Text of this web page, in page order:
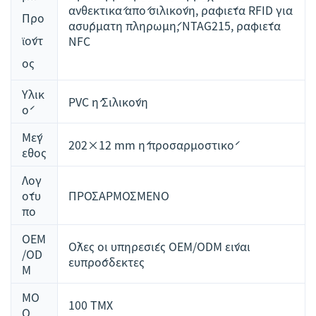
Προ
ϊόντ
ος
ανθεκτικά από σιλικόνη, ραφιέτα RFID για
ασύρματη πληρωμή, NTAG215, ραφιέτα
NFC
Υλικ
ό
PVC ή Σιλικόνη
Μέγ
εθος
202×12 mm ή προσαρμοστικό
Λογ
ότυ
πο
ΠΡΟΣΑΡΜΟΣΜΕΝΟ
OEM
/OD
M
Όλες οι υπηρεσίες OEM/ODM είναι
ευπρόσδεκτες
MO
100 ΤΜΧ